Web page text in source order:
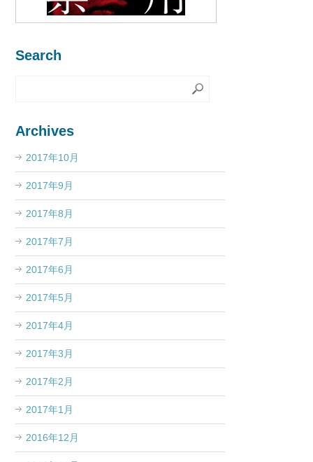
Search
Archives
2017年10月
2017年9月
2017年8月
2017年7月
2017年6月
2017年5月
2017年4月
2017年3月
2017年2月
2017年1月
2016年12月